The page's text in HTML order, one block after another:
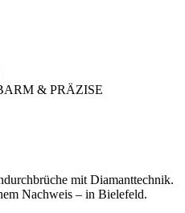
& PRÄZISE
mit Diamanttechnik.
Nachweis – in Bielefeld.